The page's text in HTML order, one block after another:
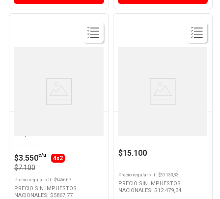
Ver
Producto
$3.550c/u 4x2
$7.100
Precio regular x lt. : $9466,67
PRECIO SIN IMPUESTOS
NACIONALES: $5867,77
Ver
Producto
$15.100
Precio regularx lt. : $20.133,33
PRECIO SIN IMPUESTOS
NACIONALES: $12.479,34